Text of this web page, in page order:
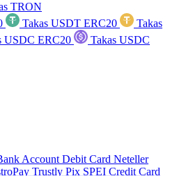
TRON
Takas USDT ERC20
Takas
USDC ERC20
Takas USDC
Account Debit Card Neteller
Trustly Pix SPEI Credit Card